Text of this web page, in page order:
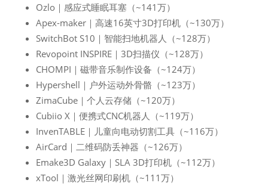
Ozlo｜感应式睡眠耳塞（~141万）
Apex-maker｜高速16英寸3D打印机（~130万）
SwitchBot S10｜智能扫地机器人（~128万）
Revopoint INSPIRE｜3D扫描仪（~128万）
CHOMPI｜磁带音乐制作设备（~124万）
Hypershell｜户外运动外骨骼（~123万）
ZimaCube｜个人云存储（~120万）
Cubiio X｜便携式CNC机器人（~119万）
InvenTABLE｜儿童向电动切割工具（~116万）
AirCard｜二维码防丢神器（~126万）
Emake3D Galaxy｜SLA 3D打印机（~112万）
xTool｜激光丝网印刷机（~111万）